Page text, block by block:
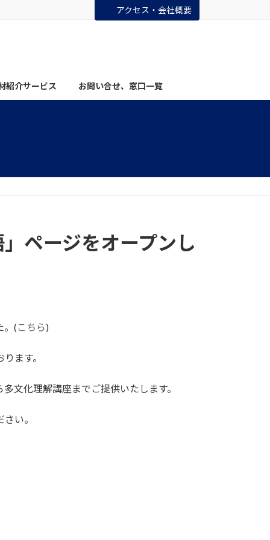
アクセス・会社概要
紹介サービス お問い合せ、窓口一覧
ページをオープンし
。( こちら)
ます。
文化理解講座までご提供いたします。
い。